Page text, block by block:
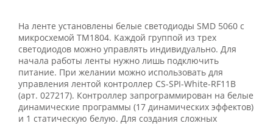
На ленте установлены белые светодиоды SMD 5060 с
микросхемой TM1804. Каждой группой из трех
светодиодов можно управлять индивидуально. Для
начала работы ленты нужно лишь подключить
питание. При желании можно использовать для
управления лентой контроллер CS-SPI-White-RF11B
(арт. 027217). Контроллер запрограммирован на белые
динамические программы (17 динамических эффектов)
и 1 статическую белую. Для создания сложных